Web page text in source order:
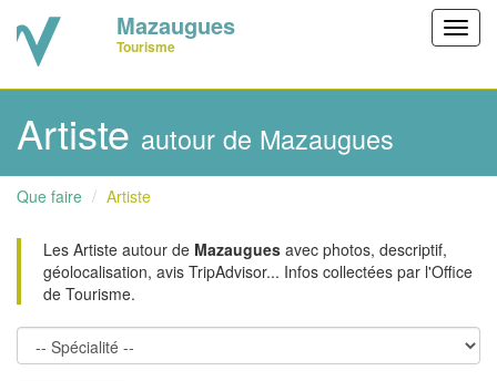
Mazaugues
Tourisme
Artiste autour de Mazaugues
Que faire Artiste
Les Artiste autour de Mazaugues avec photos, descriptif,
géolocalisation, avis TripAdvisor... Infos collectées par l'Office
de Tourisme.